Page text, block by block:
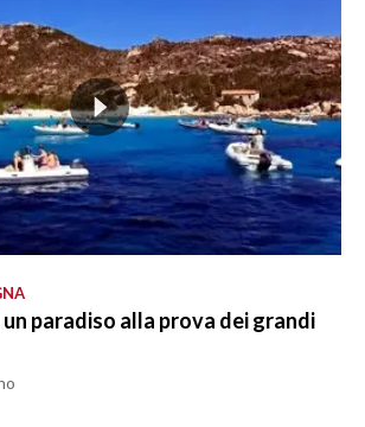
paradiso alla prova dei grandi